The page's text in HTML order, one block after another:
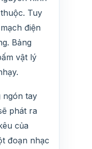
Tuy
điện
Bảng
vật lý
ngón tay
phát ra
của
đoạn nhạc